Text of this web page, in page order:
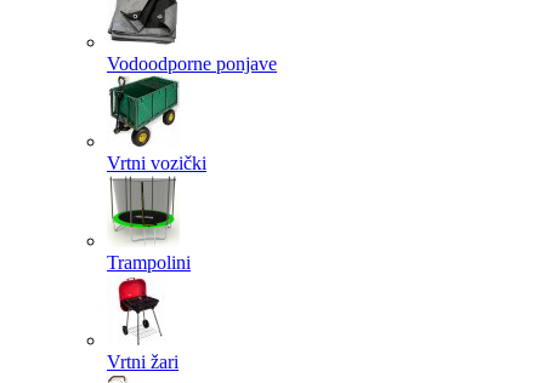
Vodoodporne ponjave
Vrtni vozički
Trampolini
Vrtni žari